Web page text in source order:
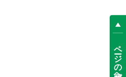
ページの先頭へ